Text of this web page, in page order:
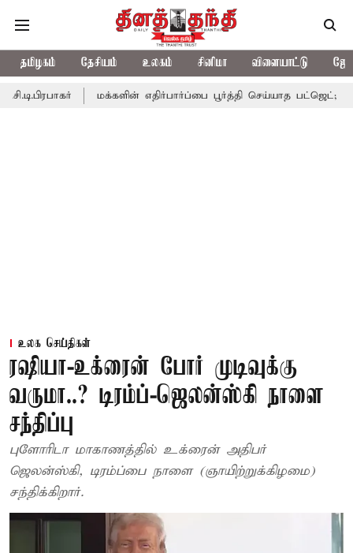
தமிழகம் தேசியம் உலகம் சினிமா விளையாட்டு
மக்களின் எதிர்பார்ப்பை பூர்த்தி செய்யாத பட்ஜெட்; எடப்பாடி
உலக செய்திகள்
ரஷியா-உக்ரைன் போர் முடிவுக்கு
வருமா..? டிரம்ப்-ஜெலன்ஸ்கி நாளை
சந்திப்பு
புளோரிடா மாகாணத்தில் உக்ரைன் அதிபர்
ஜெலன்ஸ்கி, டிரம்ப்பை நாளை (ஞாயிற்றுக்கிழமை)
சந்திக்கிறார்.